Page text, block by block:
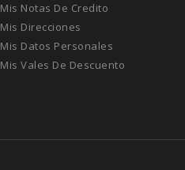
Mis Notas De Credito
Mis Direcciones
Mis Datos Personales
Mis Vales De Descuento